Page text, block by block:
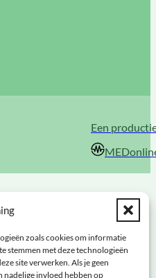
zoals cookies om informatie
stemmen met deze technologieën
site verwerken. Als je geen
nadelige invloed hebben op
Een